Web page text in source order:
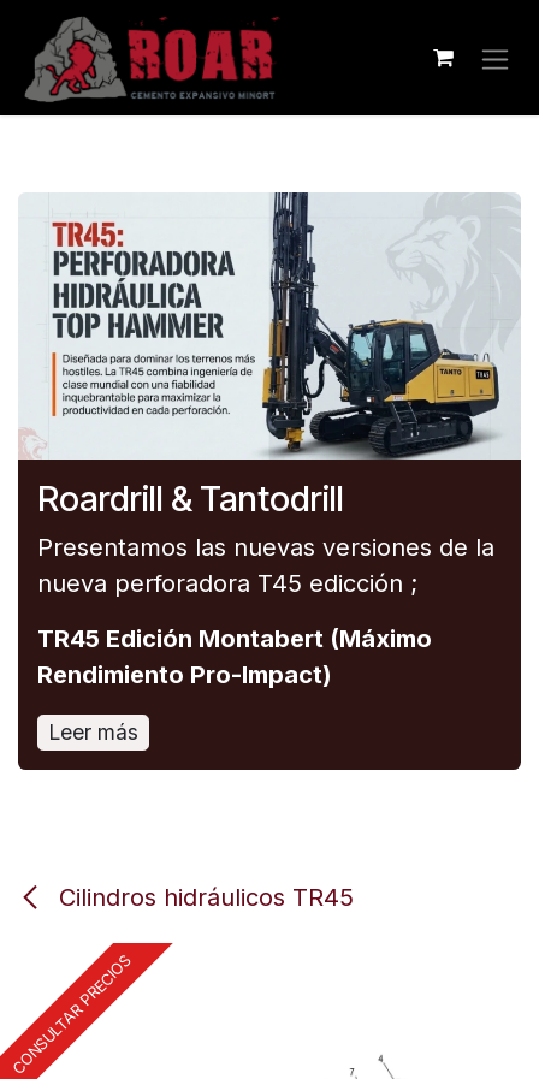
Se rendre au contenu
Roardrill & Tantodrill
Presentamos las nuevas versiones de la
nueva perforadora T45 edicción ;
TR45 Edición Montabert (Máximo
Rendimiento Pro-Impact)
Leer más
Cilindros hidráulicos TR45
CONSULTAR PRECIOS